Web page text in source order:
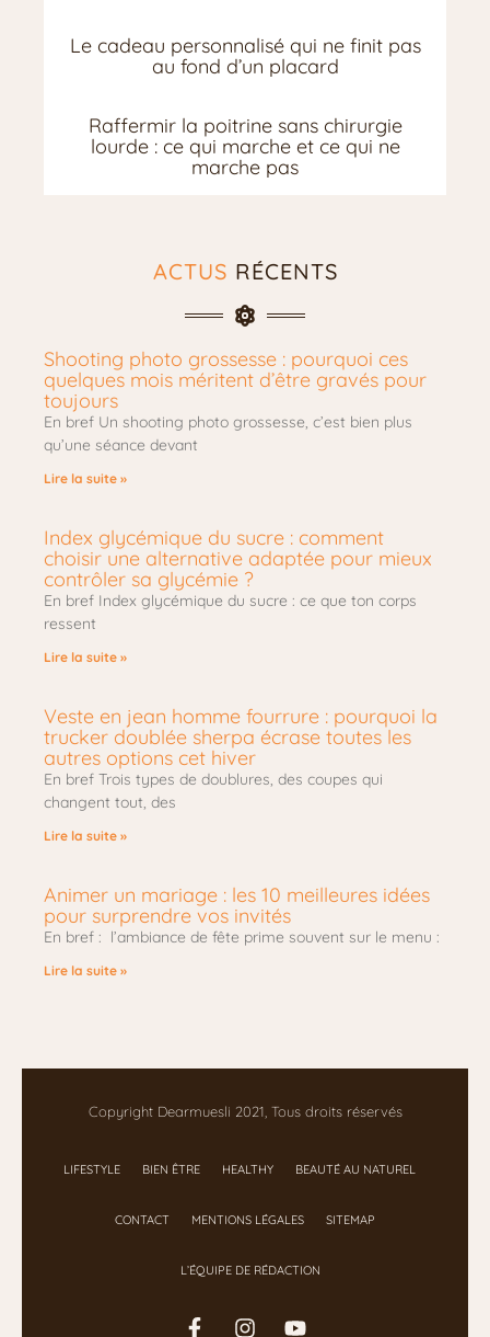
Le cadeau personnalisé qui ne finit pas
au fond d’un placard
Raffermir la poitrine sans chirurgie
lourde : ce qui marche et ce qui ne
marche pas
ACTUS RÉCENTS
Shooting photo grossesse : pourquoi ces
quelques mois méritent d’être gravés pour
toujours
En bref Un shooting photo grossesse, c’est bien plus
qu’une séance devant
Lire la suite »
Index glycémique du sucre : comment
choisir une alternative adaptée pour mieux
contrôler sa glycémie ?
En bref Index glycémique du sucre : ce que ton corps
ressent
Lire la suite »
Veste en jean homme fourrure : pourquoi la
trucker doublée sherpa écrase toutes les
autres options cet hiver
En bref Trois types de doublures, des coupes qui
changent tout, des
Lire la suite »
Animer un mariage : les 10 meilleures idées
pour surprendre vos invités
En bref : l’ambiance de fête prime souvent sur le menu :
Lire la suite »
Copyright Dearmuesli 2021, Tous droits réservés
LIFESTYLE BIEN ÊTRE HEALTHY BEAUTÉ AU NATUREL
CONTACT MENTIONS LÉGALES SITEMAP
L’ÉQUIPE DE RÉDACTION